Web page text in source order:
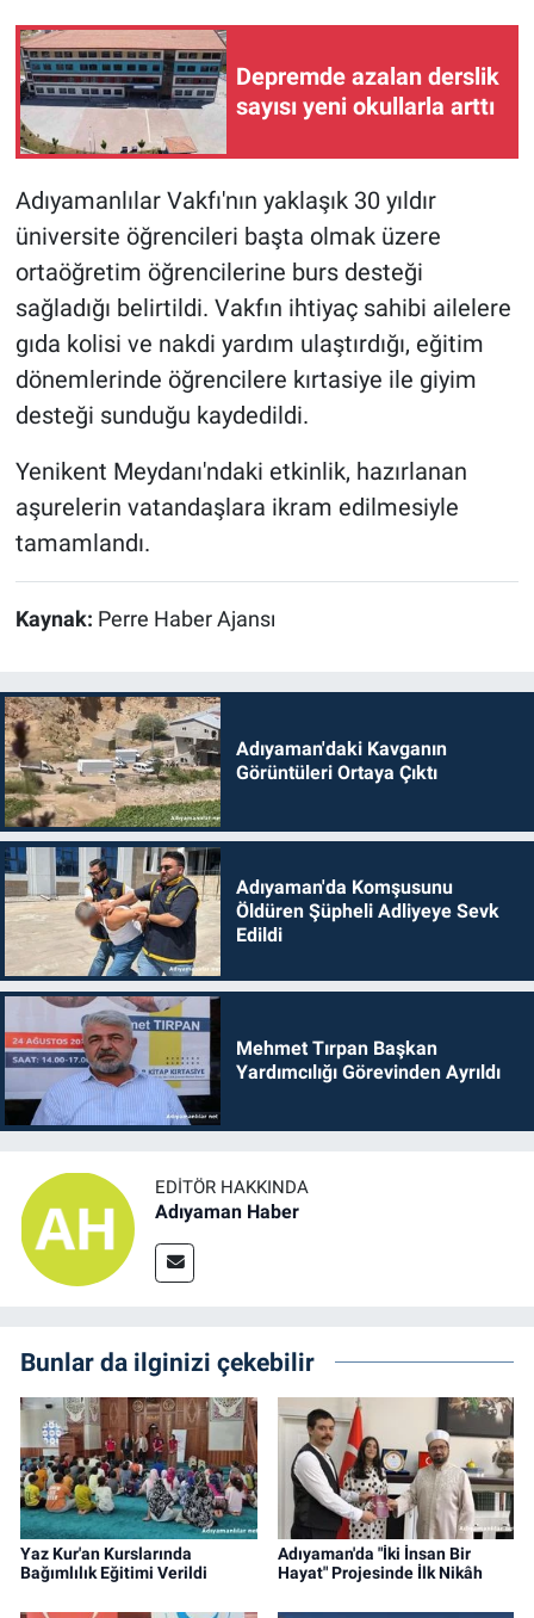
Depremde azalan derslik
sayısı yeni okullarla arttı
Adıyamanlılar Vakfı'nın yaklaşık 30 yıldır
üniversite öğrencileri başta olmak üzere
ortaöğretim öğrencilerine burs desteği
sağladığı belirtildi. Vakfın ihtiyaç sahibi ailelere
gıda kolisi ve nakdi yardım ulaştırdığı, eğitim
dönemlerinde öğrencilere kırtasiye ile giyim
desteği sunduğu kaydedildi.
Yenikent Meydanı'ndaki etkinlik, hazırlanan
aşurelerin vatandaşlara ikram edilmesiyle
tamamlandı.
Kaynak: Perre Haber Ajansı
Adıyaman'daki Kavganın
Görüntüleri Ortaya Çıktı
Adıyaman'da Komşusunu
Öldüren Şüpheli Adliyeye Sevk
Edildi
Mehmet Tırpan Başkan
Yardımcılığı Görevinden Ayrıldı
EDITÖR HAKKINDA
Adıyaman Haber
Bunlar da ilginizi çekebilir
Yaz Kur'an Kurslarında
Bağımlılık Eğitimi Verildi
Adıyaman'da "İki İnsan Bir
Hayat" Projesinde İlk Nikâh